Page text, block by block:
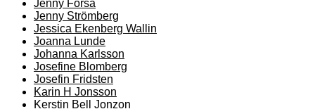
Jenny Forså
Jenny Strömberg
Jessica Ekenberg Wallin
Joanna Lunde
Johanna Karlsson
Josefine Blomberg
Josefin Fridsten
Karin H Jonsson
Kerstin Bell Jonzon